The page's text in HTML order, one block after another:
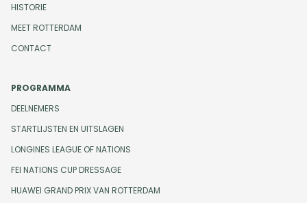
HISTORIE
MEET ROTTERDAM
CONTACT
PROGRAMMA
DEELNEMERS
STARTLIJSTEN EN UITSLAGEN
LONGINES LEAGUE OF NATIONS
FEI NATIONS CUP DRESSAGE
HUAWEI GRAND PRIX VAN ROTTERDAM